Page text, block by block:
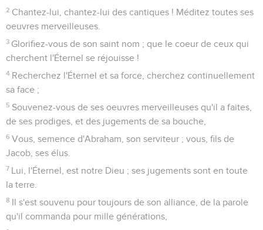
2 Chantez-lui, chantez-lui des cantiques ! Méditez toutes ses
oeuvres merveilleuses.
3 Glorifiez-vous de son saint nom ; que le coeur de ceux qui
cherchent l'Éternel se réjouisse !
4 Recherchez l'Éternel et sa force, cherchez continuellement
sa face ;
5 Souvenez-vous de ses oeuvres merveilleuses qu'il a faites,
de ses prodiges, et des jugements de sa bouche,
6 Vous, semence d'Abraham, son serviteur ; vous, fils de
Jacob, ses élus.
7 Lui, l'Éternel, est notre Dieu ; ses jugements sont en toute
la terre.
8 Il s'est souvenu pour toujours de son alliance, de la parole
qu'il commanda pour mille générations,